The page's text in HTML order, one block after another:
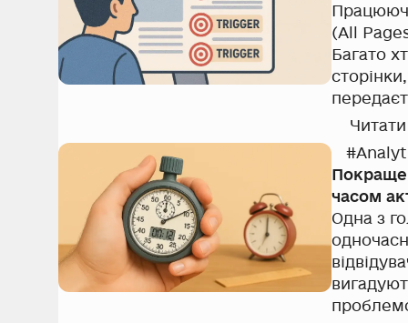
Працюючи
(All Pages) , наприклад,
Багато
сторінки,
передається в dataLayer в момент
gtm.js ).
Читати
часом
Одна з
одночасно